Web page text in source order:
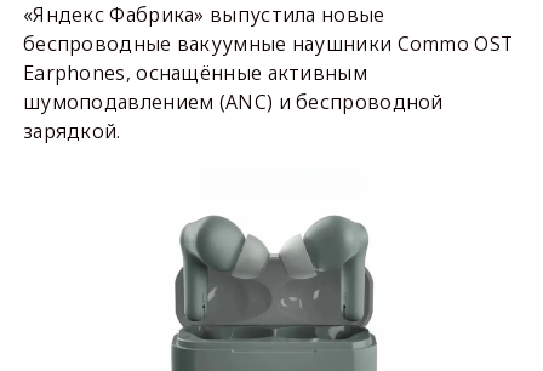
«Яндекс Фабрика» выпустила новые
беспроводные вакуумные наушники Commo OST
Earphones, оснащённые активным
шумоподавлением (ANC) и беспроводной
зарядкой.